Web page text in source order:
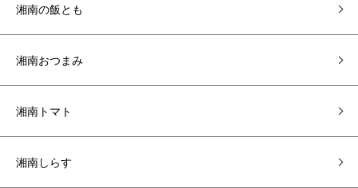
湘南の飯とも
湘南おつまみ
湘南トマト
湘南しらす